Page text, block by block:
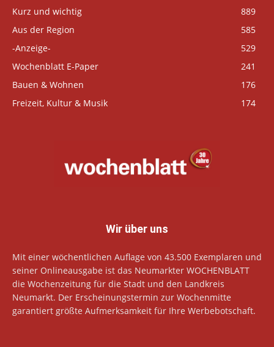
Kurz und wichtig
889
Aus der Region
585
-Anzeige-
529
Wochenblatt E-Paper
241
Bauen & Wohnen
176
Freizeit, Kultur & Musik
174
Wir über uns
Mit einer wöchentlichen Auflage von 43.500 Exemplaren und
seiner Onlineausgabe ist das Neumarkter WOCHENBLATT
die Wochenzeitung für die Stadt und den Landkreis
Neumarkt. Der Erscheinungstermin zur Wochenmitte
garantiert größte Aufmerksamkeit für Ihre Werbebotschaft.